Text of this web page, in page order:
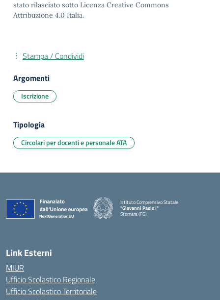
stato rilasciato sotto Licenza Creative Commons
Attribuzione 4.0 Italia.
Stampa / Condividi
Argomenti
Iscrizione
Tipologia
Circolari per docenti e personale ATA
Istituto Comprensivo Statale
"Giovanni Paolo I"
Stornara (FG)
Link Esterni
MIUR
Ufficio Scolastico Regionale
Ufficio Scolastico Territoriale